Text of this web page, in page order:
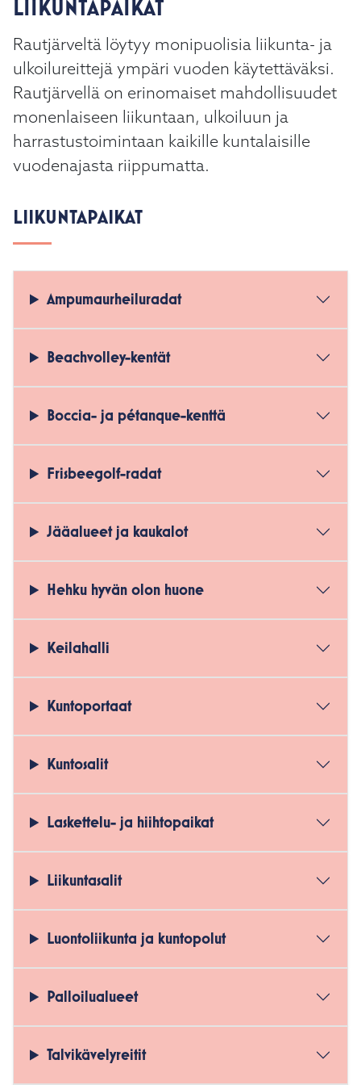
LIIKUNTAPAIKAT
Rautjärveltä löytyy monipuolisia liikunta- ja
ulkoilureittejä ympäri vuoden käytettäväksi.
Rautjärvellä on erinomaiset mahdollisuudet
monenlaiseen liikuntaan, ulkoiluun ja
harrastustoimintaan kaikille kuntalaisille
vuodenajasta riippumatta.
LIIKUNTAPAIKAT
Ampumaurheiluradat
Beachvolley-kentät
Boccia- ja pétanque-kenttä
Frisbeegolf-radat
Jääalueet ja kaukalot
Hehku hyvän olon huone
Keilahalli
Kuntoportaat
Kuntosalit
Laskettelu- ja hiihtopaikat
Liikuntasalit
Luontoliikunta ja kuntopolut
Palloilualueet
Talvikävelyreitit